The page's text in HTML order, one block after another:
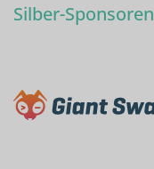
Silber-Sponsoren